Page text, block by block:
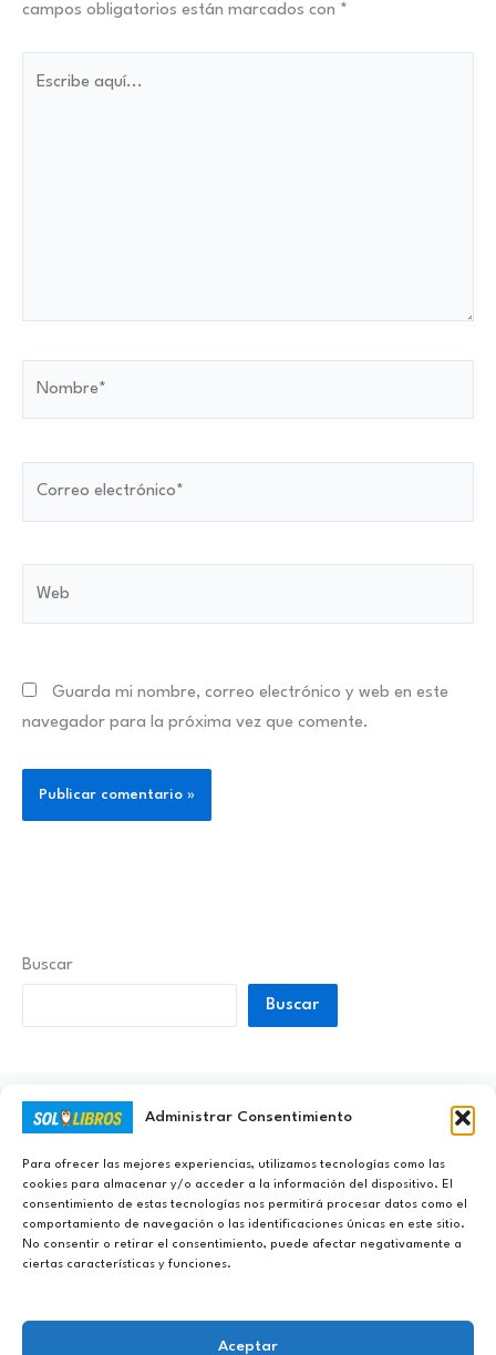
Administrar Consentimiento
Para ofrecer las mejores experiencias, utilizamos tecnologías como las
cookies para almacenar y/o acceder a la información del dispositivo. El
consentimiento de estas tecnologías nos permitirá procesar datos como el
comportamiento de navegación o las identificaciones únicas en este sitio.
No consentir o retirar el consentimiento, puede afectar negativamente a
ciertas características y funciones.
Aceptar
campos obligatorios están marcados con *
Guarda mi nombre, correo electrónico y web en este
navegador para la próxima vez que comente.
Buscar
Buscar
Ayúdanos a Nunca Dejar de Aprender